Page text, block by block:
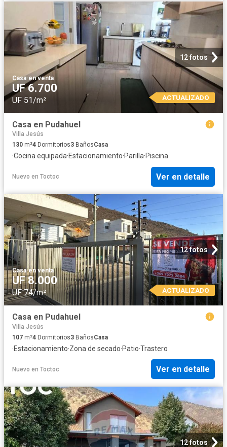
12 fotos
Casa·en venta
UF 6.700
UF 51/m² ACTUALIZADO
Casa en Pudahuel
Villa Jesús
130 m²4 Dormitorios3 BañosCasa
·Cocina equipada·Estacionamiento·Parilla·Piscina
Nuevo en Toctoc Ver en detalle
12 fotos
Casa·en venta
UF 8.000
UF 74/m² ACTUALIZADO
Casa en Pudahuel
Villa Jesús
107 m²4 Dormitorios3 BañosCasa
·Estacionamiento·Zona de secado·Patio·Trastero
Nuevo en Toctoc Ver en detalle
12 fotos